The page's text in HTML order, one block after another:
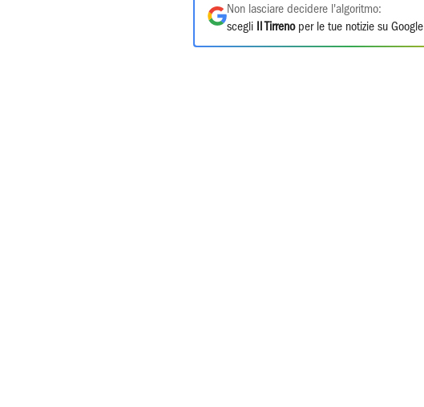
Non lasciare decidere l'algoritmo:
scegli
Il Tirrenoper le tue notizie su Google